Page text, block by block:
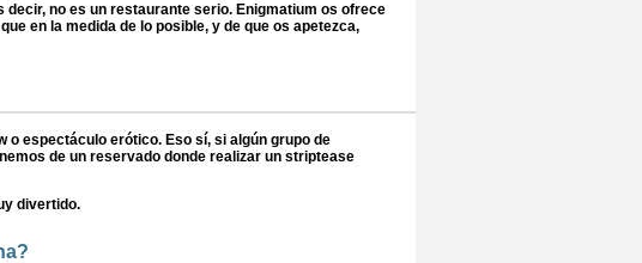
decir, no es un restaurante serio. Enigmatium os ofrece
en la medida de lo posible, y de que os apetezca,
o espectáculo erótico. Eso sí, si algún grupo de
de un reservado donde realizar un striptease
divertido.